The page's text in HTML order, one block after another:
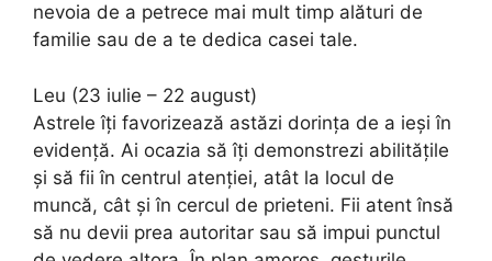
nevoia de a petrece mai mult timp alături de
familie sau de a te dedica casei tale.
Leu (23 iulie – 22 august)
Astrele îți favorizează astăzi dorința de a ieși în
evidență. Ai ocazia să îți demonstrezi abilitățile
și să fii în centrul atenției, atât la locul de
muncă, cât și în cercul de prieteni. Fii atent însă
să nu devii prea autoritar sau să impui punctul